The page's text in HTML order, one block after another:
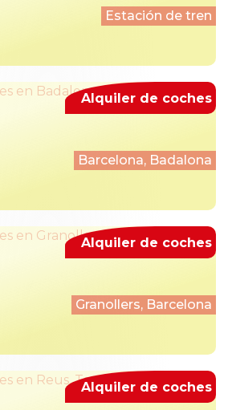
Estación de tren
Barcelona, Badalona
Alquiler de coches
Granollers, Barcelona
Alquiler de coches
Alquiler de coches